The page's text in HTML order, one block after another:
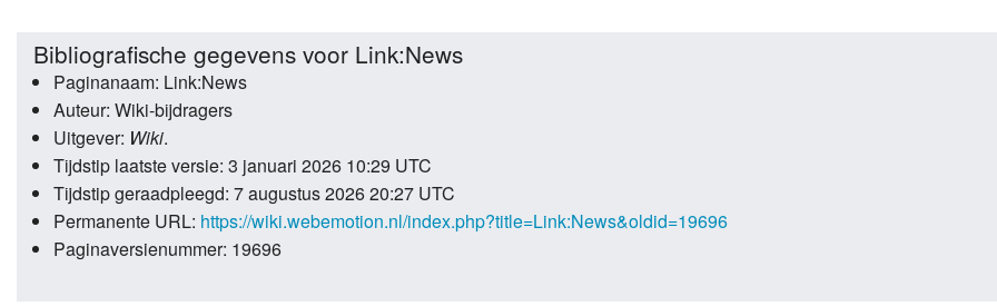
Filosofie
Jazz
Links
News
Premiere Pro
Microsoft Office
Overige
Portfolio
Bibliografische gegevens voor Link:News
Paginanaam: Link:News
Auteur: Wiki-bijdragers
Uitgever: Wiki.
Tijdstip laatste versie: 3 januari 2026 10:29 UTC
Tijdstip geraadpleegd: 7 augustus 2026 20:27 UTC
Permanente URL: https://wiki.webemotion.nl/index.php?title=Link:News&oldid=19696
Paginaversienummer: 19696